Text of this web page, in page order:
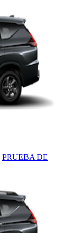
PRUEBA DE